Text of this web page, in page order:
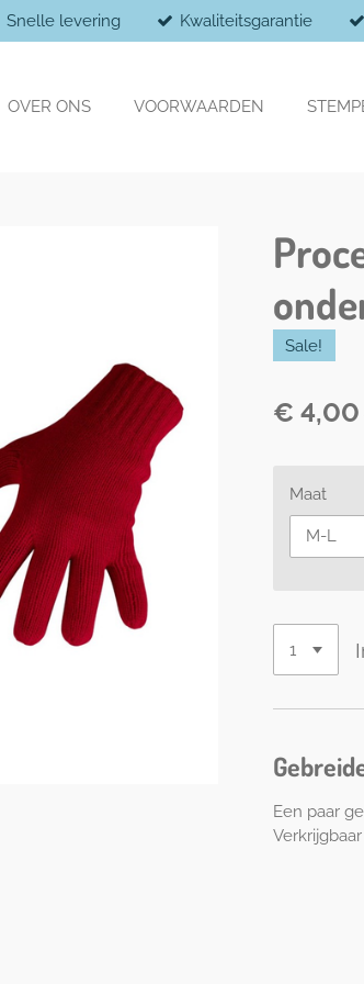
Snelle levering Kwaliteitsgarantie
OVER ONS VOORWAARDEN
Sale!
€ 4,00
Maat
Een paar